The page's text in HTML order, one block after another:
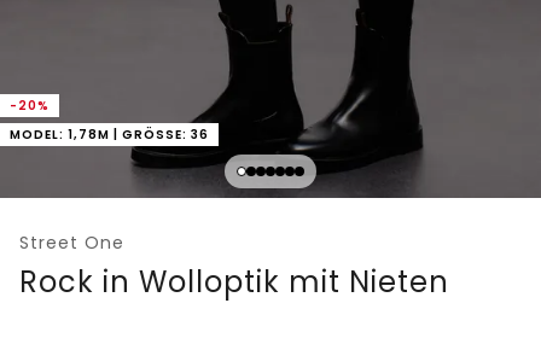
-20%
MODEL: 1,78M | GRÖSSE: 36
Street One
Rock in Wolloptik mit Nieten